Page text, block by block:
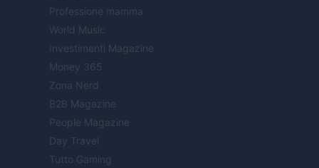
Professione mamma
World Music
Investimenti Magazine
Money 365
Zona Nerd
B2B Magazine
People Magazine
Day Travel
Tutto Gaming